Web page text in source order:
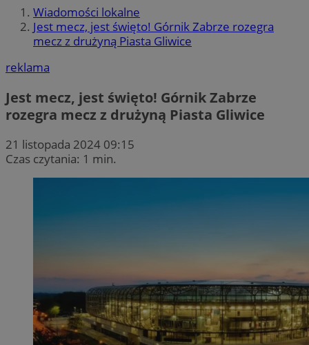
Wiadomości lokalne
Jest mecz, jest święto! Górnik Zabrze rozegra
mecz z drużyną Piasta Gliwice
reklama
Jest mecz, jest święto! Górnik Zabrze
rozegra mecz z drużyną Piasta Gliwice
21 listopada 2024 09:15
Czas czytania: 1 min.